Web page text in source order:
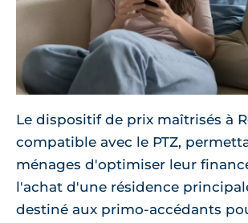
Le dispositif de prix maîtrisés à
compatible avec le PTZ,
ménages d'optimiser leur
l'achat d'une résidence
destiné aux primo-accédants